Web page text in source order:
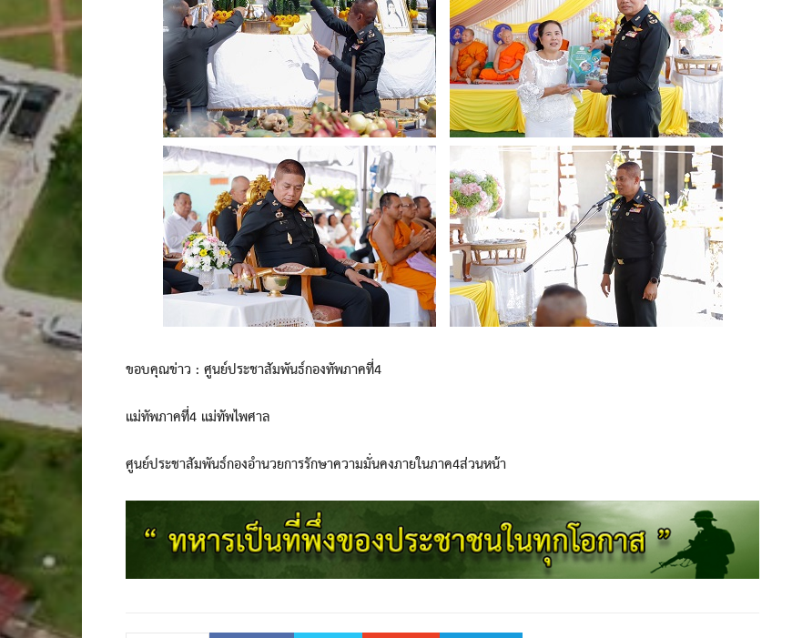
ขอบคุณข่าว : ศูนย์ประชาสัมพันธ์กองทัพภาคที่4
แม่ทัพภาคที่4 แม่ทัพไพศาล
ศูนย์ประชาสัมพันธ์กองอำนวยการรักษาความมั่นคงภายในภาค4ส่วนหน้า